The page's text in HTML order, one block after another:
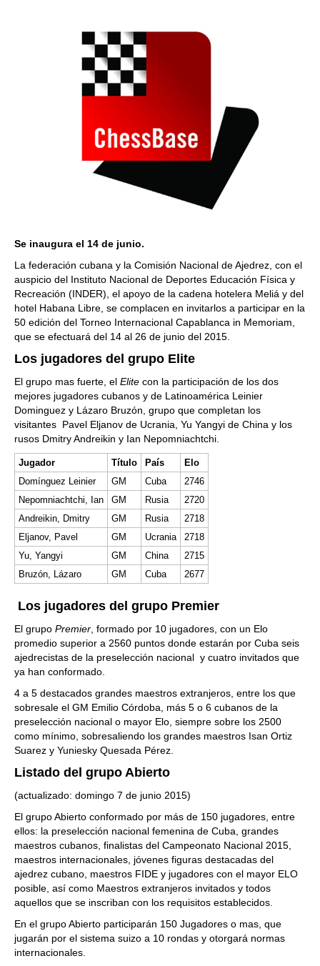
Se inaugura el 14 de junio.
La federación cubana y la Comisión Nacional de Ajedrez, con el
auspicio del Instituto Nacional de Deportes Educación Física y
Recreación (INDER), el apoyo de la cadena hotelera Meliá y del
hotel Habana Libre, se complacen en invitarlos a participar en la
50 edición del Torneo Internacional Capablanca in Memoriam,
que se efectuará del 14 al 26 de junio del 2015.
Los jugadores del grupo Elite
El grupo mas fuerte, el Elite con la participación de los dos
mejores jugadores cubanos y de Latinoamérica Leinier
Dominguez y Lázaro Bruzón, grupo que completan los
visitantes Pavel Eljanov de Ucrania, Yu Yangyi de China y los
rusos Dmitry Andreikin y Ian Nepomniachtchi.
Jugador Título País
Elo
Domínguez Leinier
GM Cuba
2746
Nepomniachtchi, Ian
GM Rusia
2720
Andreikin, Dmitry
GM Rusia
2718
Eljanov, Pavel
GM Ucrania
2718
Yu, Yangyi
GM China
2715
Bruzón, Lázaro
GM Cuba 2677
Los jugadores del grupo Premier
El grupo Premier , formado por 10 jugadores, con un Elo
promedio superior a 2560 puntos donde estarán por Cuba seis
ajedrecistas de la preselección nacional y cuatro invitados que
ya han conformado.
4 a 5 destacados grandes maestros extranjeros, entre los que
sobresale el GM Emilio Córdoba, más 5 o 6 cubanos de la
preselección nacional o mayor Elo, siempre sobre los 2500
como mínimo, sobresaliendo los grandes maestros Isan Ortiz
Suarez y Yuniesky Quesada Pérez.
Listado del grupo Abierto
(actualizado: domingo 7 de junio 2015)
El grupo Abierto conformado por más de 150 jugadores, entre
ellos: la preselección nacional femenina de Cuba, grandes
maestros cubanos, finalistas del Campeonato Nacional 2015,
maestros internacionales, jóvenes figuras destacadas del
ajedrez cubano, maestros FIDE y jugadores con el mayor ELO
posible, así como Maestros extranjeros invitados y todos
aquellos que se inscriban con los requisitos establecidos.
En el grupo Abierto participarán 150 Jugadores o mas, que
jugarán por el sistema suizo a 10 rondas y otorgará normas
internacionales.